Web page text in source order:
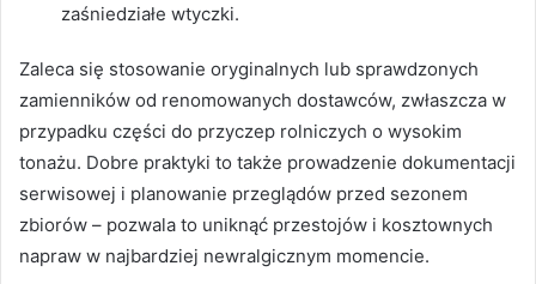
zaśniedziałe wtyczki.
Zaleca się stosowanie oryginalnych lub sprawdzonych
zamienników od renomowanych dostawców, zwłaszcza w
przypadku części do przyczep rolniczych o wysokim
tonażu. Dobre praktyki to także prowadzenie dokumentacji
serwisowej i planowanie przeglądów przed sezonem
zbiorów – pozwala to uniknąć przestojów i kosztownych
napraw w najbardziej newralgicznym momencie.